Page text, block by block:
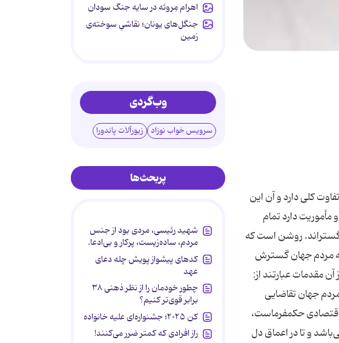
كلی دارد و آن این
دارد تمام
روشن است كه
مردم جهان گسترش
مقدمات عبارتند از:
جهان تقاضایی
اقتصادی حكمفرماست،
و تا در اعماق دل
اهرام مِروئه در سایه جنگ سودان
جنگل‌های یونان؛ نقاشیِ سوخته‌ی
زمین
وب‌گردی
سرویس خواب نوزاد زیورآلات پاندورا
پربحث‌ها
شهید رئیسی، مردی بود از جنس
مردم، ساده‌زیست، پرکار و بی‌ادعا.
کدهای پیشواز پویش چله دعای
عهد
چطور خودمان را از نظر ذهنی ۳۸
برابر قوی‌تر کنیم؟
کن ۲۰۲۵؛ جشنواره‌ای علیه خانواده
راز افرادی که کمتر ضرر می‌کنند!